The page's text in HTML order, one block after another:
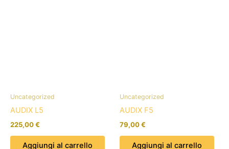
Uncategorized
AUDIX L5
225,00€
Aggiungi al carrello
Uncategorized
AUDIX F5
79,00€
Aggiungi al carrello